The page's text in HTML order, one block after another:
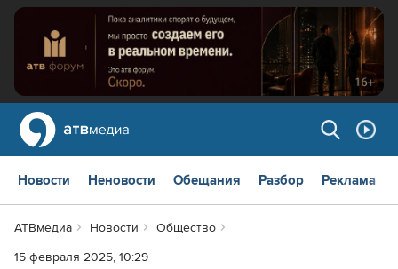
Новости Неновости Обещания Разбор Реклама
АТВмедиа Новости
Общество
15 февраля 2025, 10:29